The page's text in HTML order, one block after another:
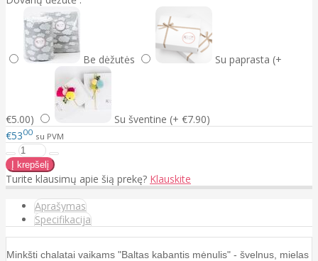
Be dėžutės Su paprasta (+
€5.00)
Su šventine (+ €7.90)
€5300 su PVM
Turite klausimų apie šią prekę? Klauskite
Aprašymas
Specifikacija
Minkšti chalatai vaikams "Baltas kabantis mėnulis" - švelnus, mielas